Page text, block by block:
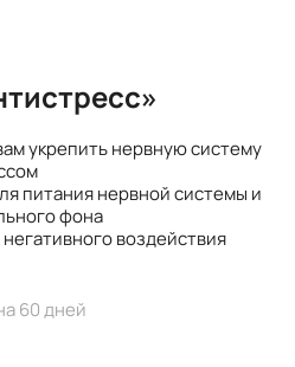
укрепить нервную систему
питания нервной системы и
фона
воздействия
60 дней